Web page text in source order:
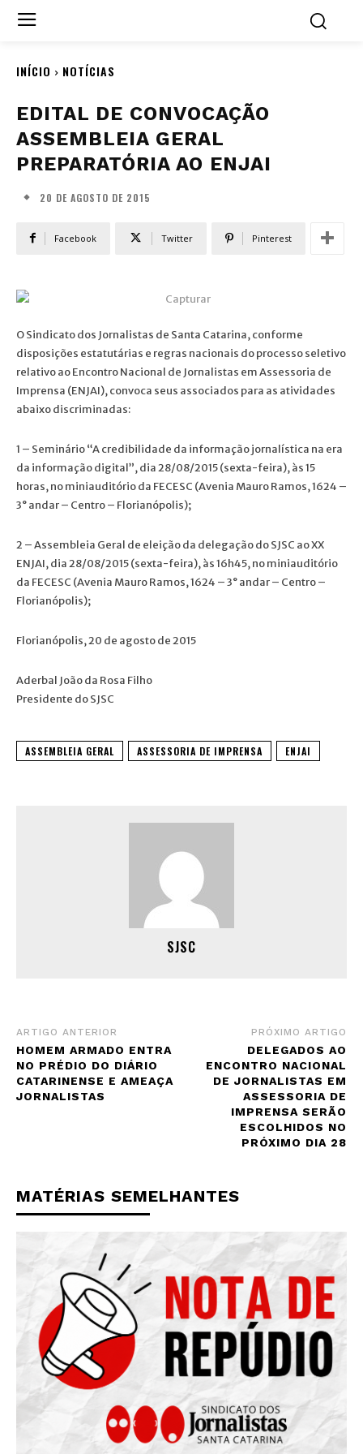
INÍCIO NOTÍCIAS
EDITAL DE CONVOCAÇÃO
ASSEMBLEIA GERAL
PREPARATÓRIA AO ENJAI
20 DE AGOSTO DE 2015
Facebook Twitter Pinterest
O Sindicato dos Jornalistas de Santa Catarina, conforme
disposições estatutárias e regras nacionais do processo seletivo
relativo ao Encontro Nacional de Jornalistas em Assessoria de
Imprensa (ENJAI), convoca seus associados para as atividades
abaixo discriminadas:
1 – Seminário “A credibilidade da informação jornalística na era
da informação digital”, dia 28/08/2015 (sexta-feira), às 15
horas, no miniauditório da FECESC (Avenia Mauro Ramos, 1624 –
3° andar – Centro – Florianópolis);
2 – Assembleia Geral de eleição da delegação do SJSC ao XX
ENJAI, dia 28/08/2015 (sexta-feira), às 16h45, no miniauditório
da FECESC (Avenia Mauro Ramos, 1624 – 3° andar – Centro –
Florianópolis);
Florianópolis, 20 de agosto de 2015
Aderbal João da Rosa Filho
Presidente do SJSC
ASSEMBLEIA GERAL ASSESSORIA DE IMPRENSA ENJAI
SJSC
ARTIGO ANTERIOR
HOMEM ARMADO ENTRA
NO PRÉDIO DO DIÁRIO
CATARINENSE E AMEAÇA
JORNALISTAS
PRÓXIMO ARTIGO
DELEGADOS AO
ENCONTRO NACIONAL
DE JORNALISTAS EM
ASSESSORIA DE
IMPRENSA SERÃO
ESCOLHIDOS NO
PRÓXIMO DIA 28
MATÉRIAS SEMELHANTES